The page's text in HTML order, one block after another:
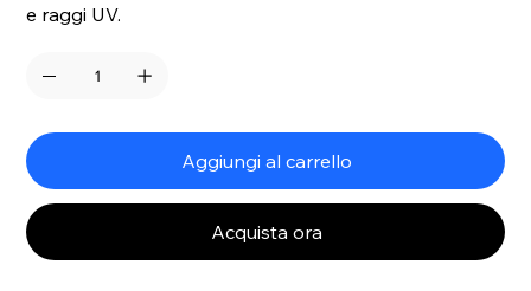
e raggi UV.
Aggiungi al carrello
Acquista ora